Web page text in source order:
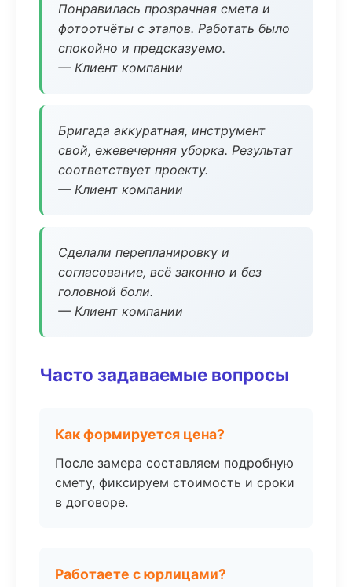
Понравилась прозрачная смета и
фотоотчёты с этапов. Работать было
спокойно и предсказуемо.
— Клиент компании
Бригада аккуратная, инструмент
свой, ежевечерняя уборка. Результат
соответствует проекту.
— Клиент компании
Сделали перепланировку и
согласование, всё законно и без
головной боли.
— Клиент компании
Часто задаваемые вопросы
Как формируется цена?
После замера составляем подробную
смету, фиксируем стоимость и сроки
в договоре.
Работаете с юрлицами?